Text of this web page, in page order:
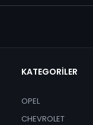
KATEGORİLER
OPEL
CHEVROLET